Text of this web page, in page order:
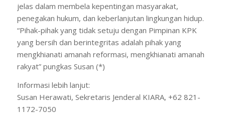
jelas dalam membela kepentingan masyarakat,
penegakan hukum, dan keberlanjutan lingkungan hidup.
“Pihak-pihak yang tidak setuju dengan Pimpinan KPK
yang bersih dan berintegritas adalah pihak yang
mengkhianati amanah reformasi, mengkhianati amanah
rakyat” pungkas Susan (*)
Informasi lebih lanjut:
Susan Herawati, Sekretaris Jenderal KIARA, +62 821-
1172-7050